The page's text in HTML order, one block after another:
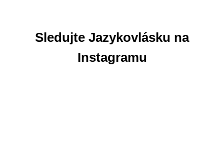
Sledujte Jazykovlásku na
Instagramu